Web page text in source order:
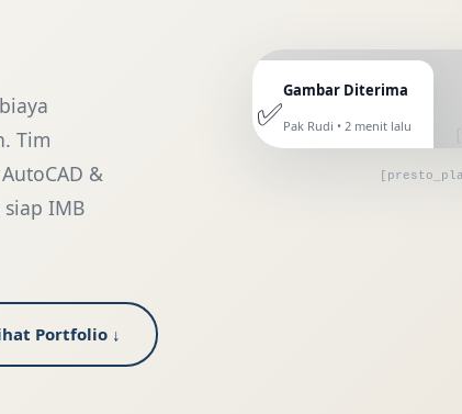
Tim
&
IMB
Portfolio ↓
✅
Gambar Diterima
Pak Rudi • 2 menit lalu